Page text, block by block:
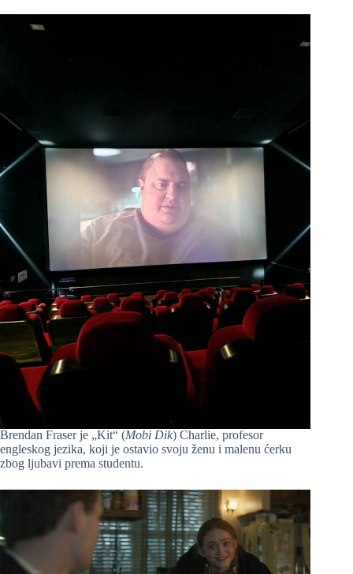
Brendan Fraser je „Kit“ (Mobi Dik) Charlie, profesor
engleskog jezika, koji je ostavio svoju ženu i malenu ćerku
zbog ljubavi prema studentu.